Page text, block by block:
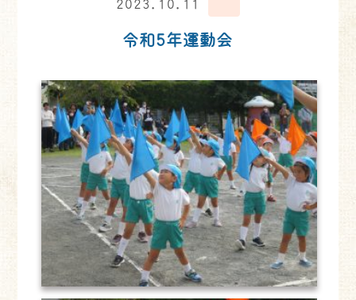
2023.10.11
令和5年運動会